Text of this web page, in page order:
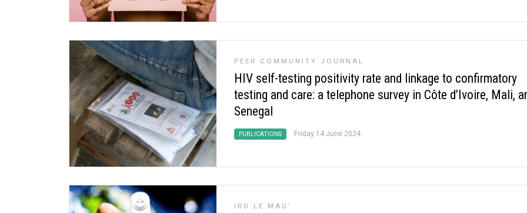
PEER COMMUNITY JOURNAL
HIV self-testing positivity rate and linkage to confirmatory
testing and care: a telephone survey in Côte d’Ivoire, Mali,
Senegal
PUBLICATIONS Friday 14 June 2024
IRD LE MAG’